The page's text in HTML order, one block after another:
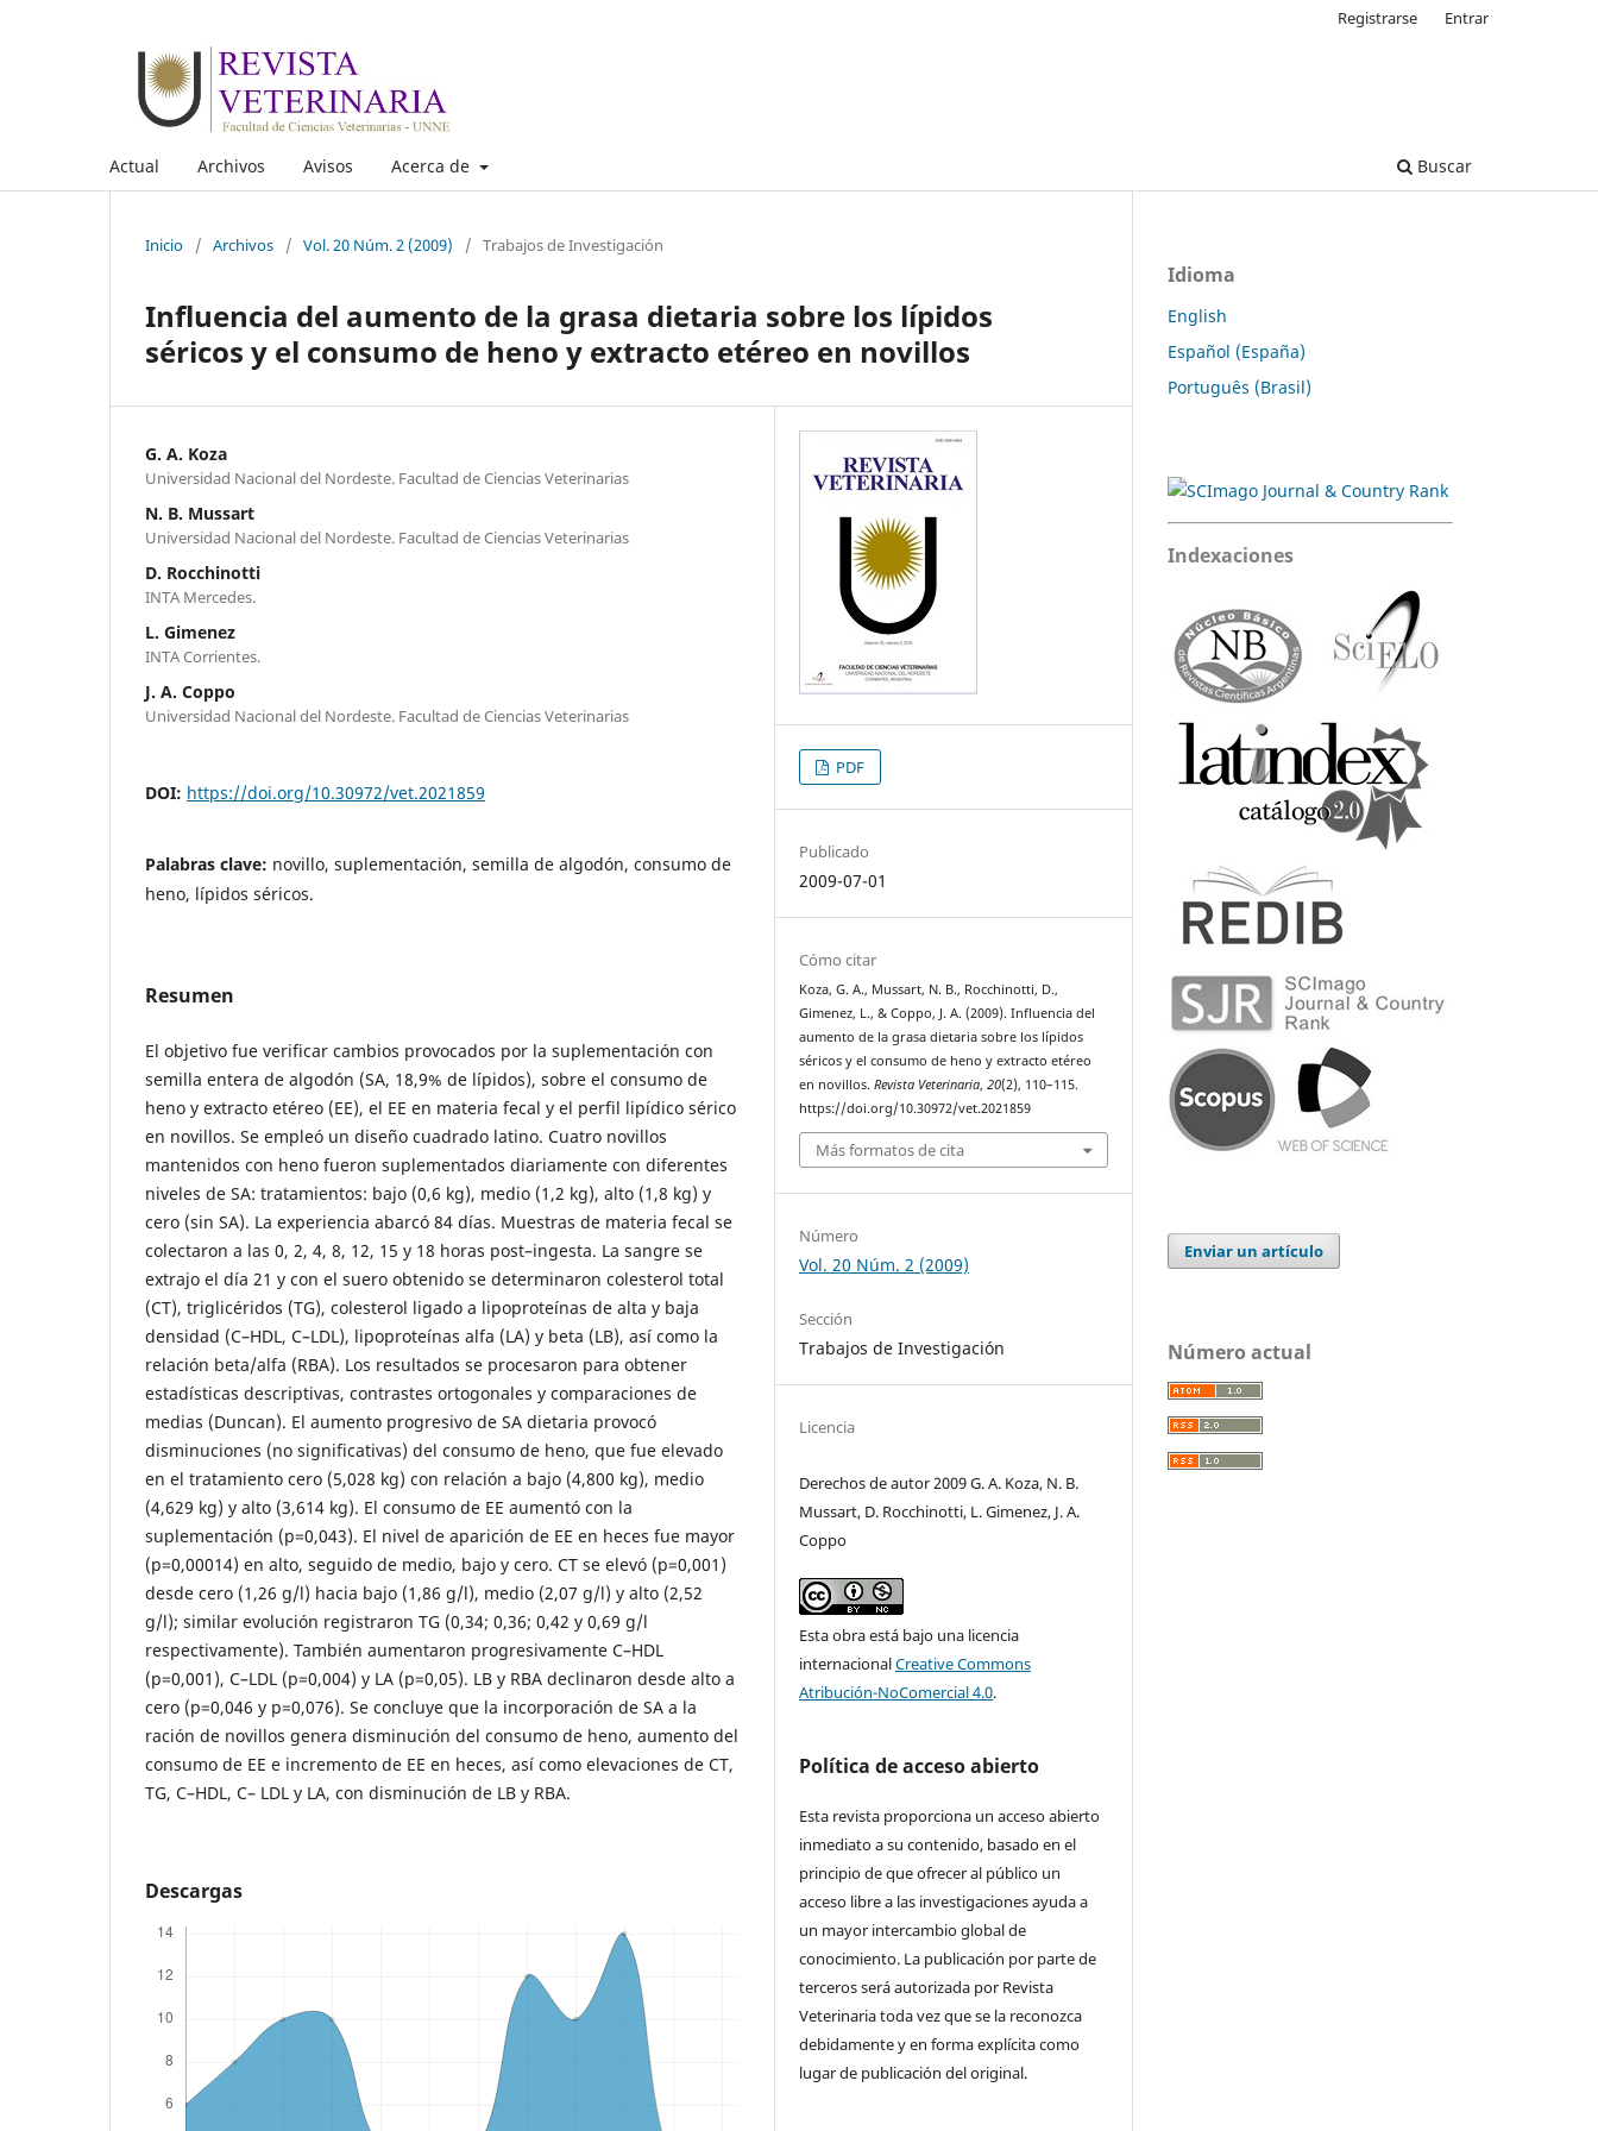
Actual Archivos Avisos Acerca de Buscar
Registrarse Entrar
Inicio / Archivos / Vol. 20 Núm. 2 (2009) / Trabajos de Investigación
Influencia del aumento de la grasa dietaria sobre los lípidos
séricos y el consumo de heno y extracto etéreo en novillos
G. A. Koza
Universidad Nacional del Nordeste. Facultad de Ciencias Veterinarias
N. B. Mussart
Universidad Nacional del Nordeste. Facultad de Ciencias Veterinarias
D. Rocchinotti
INTA Mercedes.
L. Gimenez
INTA Corrientes.
J. A. Coppo
Universidad Nacional del Nordeste. Facultad de Ciencias Veterinarias
DOI: https://doi.org/10.30972/vet.2021859
Palabras clave: novillo, suplementación, semilla de algodón, consumo de
heno, lípidos séricos.
Resumen
El objetivo fue verificar cambios provocados por la suplementación con
semilla entera de algodón (SA, 18,9% de lípidos), sobre el consumo de
heno y extracto etéreo (EE), el EE en materia fecal y el perfil lipídico sérico
en novillos. Se empleó un diseño cuadrado latino. Cuatro novillos
mantenidos con heno fueron suplementados diariamente con diferentes
niveles de SA: tratamientos: bajo (0,6 kg), medio (1,2 kg), alto (1,8 kg) y
cero (sin SA). La experiencia abarcó 84 días. Muestras de materia fecal se
colectaron a las 0, 2, 4, 8, 12, 15 y 18 horas post–ingesta. La sangre se
extrajo el día 21 y con el suero obtenido se determinaron colesterol total
(CT), triglicéridos (TG), colesterol ligado a lipoproteínas de alta y baja
densidad (C–HDL, C–LDL), lipoproteínas alfa (LA) y beta (LB), así como la
relación beta/alfa (RBA). Los resultados se procesaron para obtener
estadísticas descriptivas, contrastes ortogonales y comparaciones de
medias (Duncan). El aumento progresivo de SA dietaria provocó
disminuciones (no significativas) del consumo de heno, que fue elevado
en el tratamiento cero (5,028 kg) con relación a bajo (4,800 kg), medio
(4,629 kg) y alto (3,614 kg). El consumo de EE aumentó con la
suplementación (p=0,043). El nivel de aparición de EE en heces fue mayor
(p=0,00014) en alto, seguido de medio, bajo y cero. CT se elevó (p=0,001)
desde cero (1,26 g/l) hacia bajo (1,86 g/l), medio (2,07 g/l) y alto (2,52
g/l); similar evolución registraron TG (0,34; 0,36; 0,42 y 0,69 g/l
respectivamente). También aumentaron progresivamente C–HDL
(p=0,001), C–LDL (p=0,004) y LA (p=0,05). LB y RBA declinaron desde alto a
cero (p=0,046 y p=0,076). Se concluye que la incorporación de SA a la
ración de novillos genera disminución del consumo de heno, aumento del
consumo de EE e incremento de EE en heces, así como elevaciones de CT,
TG, C–HDL, C– LDL y LA, con disminución de LB y RBA.
Descargas
PDF
Publicado
2009-07-01
Cómo citar
Koza, G. A., Mussart, N. B., Rocchinotti, D.,
Gimenez, L., & Coppo, J. A. (2009). Influencia del
aumento de la grasa dietaria sobre los lípidos
séricos y el consumo de heno y extracto etéreo
en novillos.Revista Veterinaria,20(2), 110–115.
https://doi.org/10.30972/vet.2021859
Más formatos de cita
Número
Vol. 20 Núm. 2 (2009)
Sección
Trabajos de Investigación
Licencia
Derechos de autor 2009 G. A. Koza, N. B.
Mussart, D. Rocchinotti, L. Gimenez, J. A.
Coppo
Esta obra está bajo una licencia
internacionalCreative Commons
Atribución-NoComercial 4.0.
Política de acceso abierto
Esta revista proporciona un acceso abierto
inmediato a su contenido, basado en el
principio de que ofrecer al público un
acceso libre a las investigaciones ayuda a
un mayor intercambio global de
conocimiento. La publicación por parte de
terceros será autorizada por Revista
Veterinaria toda vez que se la reconozca
debidamente y en forma explícita como
lugar de publicación del original.
Idioma
English
Español (España)
Português (Brasil)
Indexaciones
Enviar un artículo
Número actual